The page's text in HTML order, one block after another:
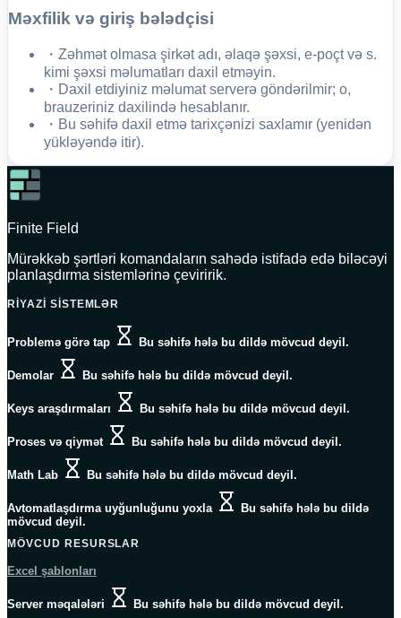
Məxfilik və giriş bələdçisi
・Zəhmət olmasa şirkət adı, əlaqə şəxsi, e-poçt və s.
kimi şəxsi məlumatları daxil etməyin.
・Daxil etdiyiniz məlumat serverə göndərilmir; o,
brauzeriniz daxilində hesablanır.
・Bu səhifə daxil etmə tarixçənizi saxlamır (yenidən
yükləyəndə itir).
Finite Field
Mürəkkəb şərtləri komandaların sahədə istifadə edə biləcəyi
planlaşdırma sistemlərinə çeviririk.
RIYAZI SISTEMLƏR
Problemə görə tap Bu səhifə hələ bu dildə mövcud deyil.
Demolar Bu səhifə hələ bu dildə mövcud deyil.
Keys araşdırmaları Bu səhifə hələ bu dildə mövcud deyil.
Proses və qiymət Bu səhifə hələ bu dildə mövcud deyil.
Math Lab Bu səhifə hələ bu dildə mövcud deyil.
Avtomatlaşdırma uyğunluğunu yoxla
Bu səhifə hələ bu dildə
mövcud deyil.
MÖVCUD RESURSLAR
Excel şablonları
Server məqalələri Bu səhifə hələ bu dildə mövcud deyil.